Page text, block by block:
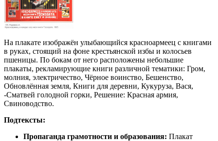
На плакате изображён улыбающийся красноармеец с книгами
в руках, стоящий на фоне крестьянской избы и колосьев
пшеницы. По бокам от него расположены небольшие
плакаты, рекламирующие книги различной тематики: Гром,
молния, электричество, Чёрное воинство, Бешенство,
Обновлённая земля, Книги для деревни, Кукуруза, Вася,
-Сматвей голодной горки, Решение: Красная армия,
Свиноводство.
Подтексты:
Пропаганда грамотности и образования: Плакат